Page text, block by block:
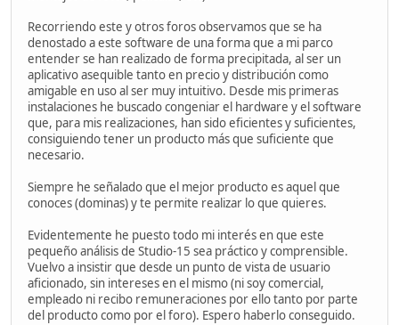
Recorriendo este y otros foros observamos que se ha
denostado a este software de una forma que a mi parco
entender se han realizado de forma precipitada, al ser un
aplicativo asequible tanto en precio y distribución como
amigable en uso al ser muy intuitivo. Desde mis primeras
instalaciones he buscado congeniar el hardware y el software
que, para mis realizaciones, han sido eficientes y suficientes,
consiguiendo tener un producto más que suficiente que
necesario.
Siempre he señalado que el mejor producto es aquel que
conoces (dominas) y te permite realizar lo que quieres.
Evidentemente he puesto todo mi interés en que este
pequeño análisis de Studio-15 sea práctico y comprensible.
Vuelvo a insistir que desde un punto de vista de usuario
aficionado, sin intereses en el mismo (ni soy comercial,
empleado ni recibo remuneraciones por ello tanto por parte
del producto como por el foro). Espero haberlo conseguido.